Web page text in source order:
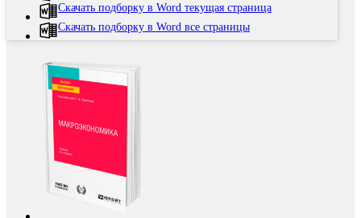
Скачать подборку в Word текущая страница
Скачать подборку в Word все страницы